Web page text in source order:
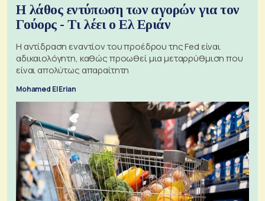
Η λάθος εντύπωση των αγορών για τον
Γούορς - Τι λέει ο Ελ Εριάν
Η αντίδραση εναντίον του προέδρου της Fed είναι
αδικαιολόγητη, καθώς προωθεί μια μεταρρύθμιση που
είναι απολύτως απαραίτητη
Mohamed El Erian